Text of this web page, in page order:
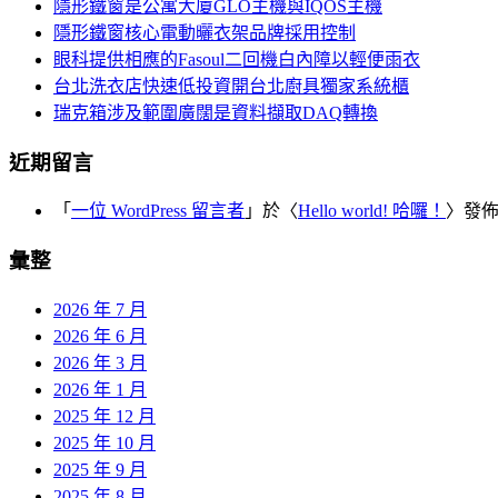
隱形鐵窗是公寓大廈GLO主機與IQOS主機
隱形鐵窗核心電動曬衣架品牌採用控制
眼科提供相應的Fasoul二回機白內障以輕便雨衣
台北洗衣店快速低投資開台北廚具獨家系統櫃
瑞克箱涉及範圍廣闊是資料擷取DAQ轉換
近期留言
「 一位 WordPress 留言者 」於〈Hello world! 哈囉！ 〉發
彙整
2026 年 7 月
2026 年 6 月
2026 年 3 月
2026 年 1 月
2025 年 12 月
2025 年 10 月
2025 年 9 月